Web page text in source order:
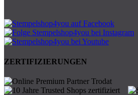
ZERTIFIZIERUNGEN